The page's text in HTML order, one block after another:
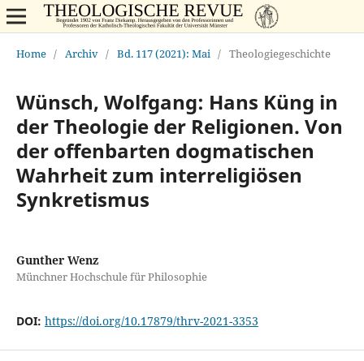
Home / Archiv / Bd. 117 (2021): Mai / Theologiegeschichte
Wünsch, Wolfgang: Hans Küng in
der Theologie der Religionen. Von
der offenbarten dogmatischen
Wahrheit zum interreligiösen
Synkretismus
Gunther Wenz
Münchner Hochschule für Philosophie
DOI: https://doi.org/10.17879/thrv-2021-3353